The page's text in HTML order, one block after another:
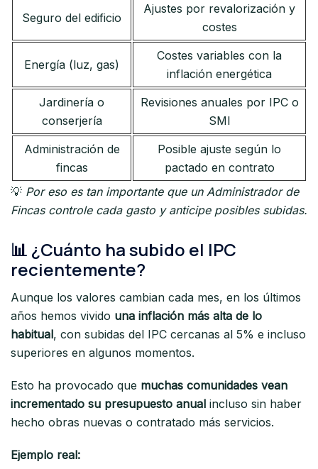
Seguro del edificio
Ajustes por revalorización y
costes
Energía (luz, gas)
Costes variables con la
inflación energética
Jardinería o
conserjería
Revisiones anuales por IPC o
SMI
Administración de
fincas
Posible ajuste según lo
pactado en contrato
💡 Por eso es tan importante que un Administrador de
Fincas controle cada gasto y anticipe posibles subidas.
📊 ¿Cuánto ha subido el IPC
recientemente?
Aunque los valores cambian cada mes, en los últimos
años hemos vivido una inflación más alta de lo
habitual, con subidas del IPC cercanas al 5% e incluso
superiores en algunos momentos.
Esto ha provocado que muchas comunidades vean
incrementado su presupuesto anual incluso sin haber
hecho obras nuevas o contratado más servicios.
Ejemplo real: